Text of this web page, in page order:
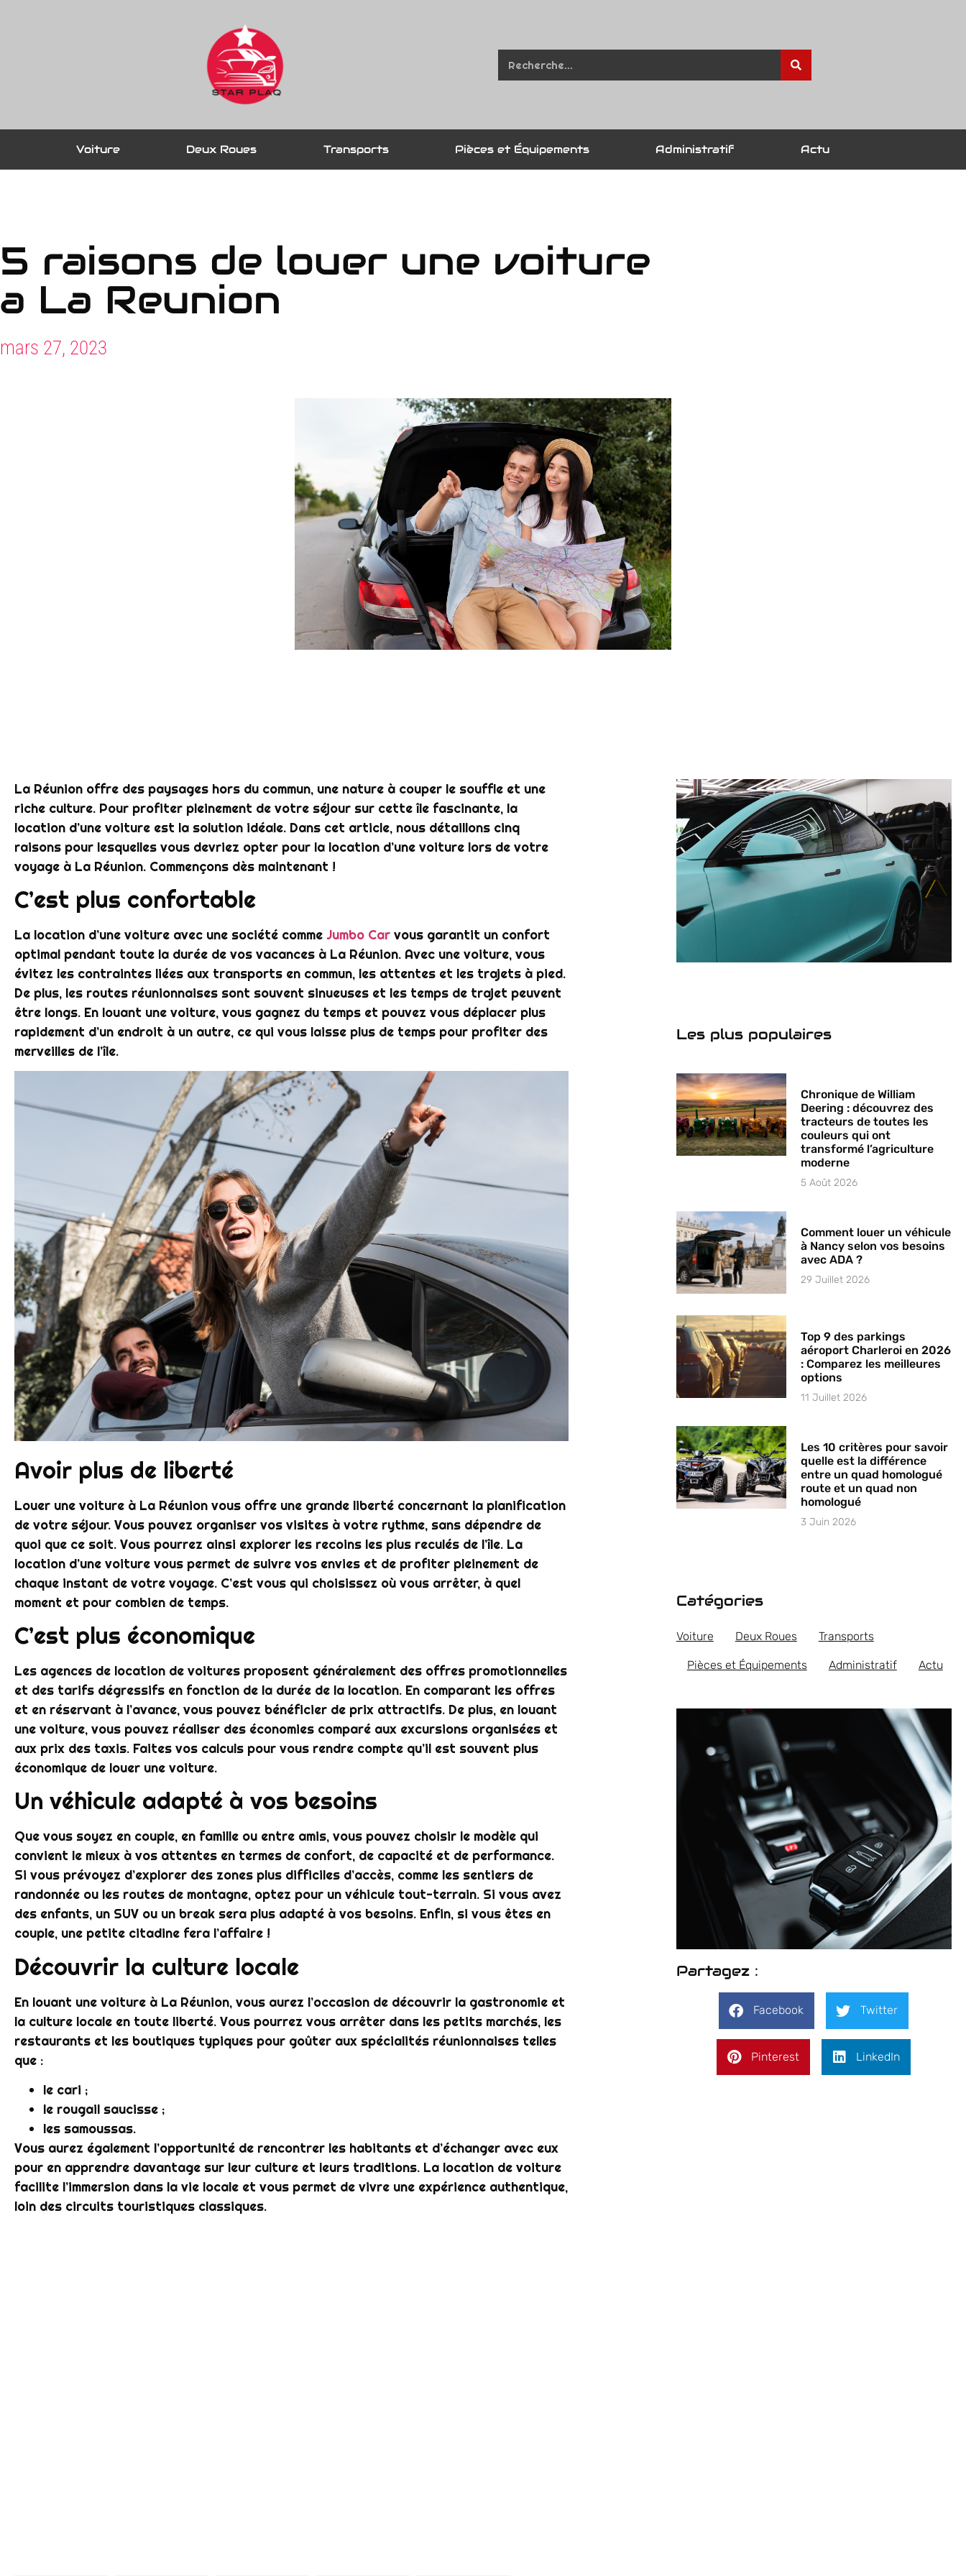
Voiture Deux Roues Transports Pièces et Équipements Administratif Actu
5 raisons de louer une voiture
a La Reunion
mars 27, 2023
La Réunion offre des paysages hors du commun, une nature à couper le souffle et une
riche culture. Pour profiter pleinement de votre séjour sur cette île fascinante, la
location d’une voiture est la solution idéale. Dans cet article, nous détaillons cinq
raisons pour lesquelles vous devriez opter pour la location d’une voiture lors de votre
voyage à La Réunion. Commençons dès maintenant !
C’est plus confortable
La location d’une voiture avec une société comme Jumbo Car vous garantit un confort
optimal pendant toute la durée de vos vacances à La Réunion. Avec une voiture, vous
évitez les contraintes liées aux transports en commun, les attentes et les trajets à pied.
De plus, les routes réunionnaises sont souvent sinueuses et les temps de trajet peuvent
être longs. En louant une voiture, vous gagnez du temps et pouvez vous déplacer plus
rapidement d’un endroit à un autre, ce qui vous laisse plus de temps pour profiter des
merveilles de l’île.
Avoir plus de liberté
Louer une voiture à La Réunion vous offre une grande liberté concernant la planification
de votre séjour. Vous pouvez organiser vos visites à votre rythme, sans dépendre de
quoi que ce soit. Vous pourrez ainsi explorer les recoins les plus reculés de l’île. La
location d’une voiture vous permet de suivre vos envies et de profiter pleinement de
chaque instant de votre voyage. C’est vous qui choisissez où vous arrêter, à quel
moment et pour combien de temps.
C’est plus économique
Les agences de location de voitures proposent généralement des offres promotionnelles
et des tarifs dégressifs en fonction de la durée de la location. En comparant les offres
et en réservant à l’avance, vous pouvez bénéficier de prix attractifs. De plus, en louant
une voiture, vous pouvez réaliser des économies comparé aux excursions organisées et
aux prix des taxis. Faites vos calculs pour vous rendre compte qu’il est souvent plus
économique de louer une voiture.
Un véhicule adapté à vos besoins
Que vous soyez en couple, en famille ou entre amis, vous pouvez choisir le modèle qui
convient le mieux à vos attentes en termes de confort, de capacité et de performance.
Si vous prévoyez d’explorer des zones plus difficiles d’accès, comme les sentiers de
randonnée ou les routes de montagne, optez pour un véhicule tout-terrain. Si vous avez
des enfants, un SUV ou un break sera plus adapté à vos besoins. Enfin, si vous êtes en
couple, une petite citadine fera l’affaire !
Découvrir la culture locale
En louant une voiture à La Réunion, vous aurez l’occasion de découvrir la gastronomie et
la culture locale en toute liberté. Vous pourrez vous arrêter dans les petits marchés, les
restaurants et les boutiques typiques pour goûter aux spécialités réunionnaises telles
que :
le cari ;
le rougail saucisse ;
les samoussas.
Vous aurez également l’opportunité de rencontrer les habitants et d’échanger avec eux
pour en apprendre davantage sur leur culture et leurs traditions. La location de voiture
facilite l’immersion dans la vie locale et vous permet de vivre une expérience authentique,
loin des circuits touristiques classiques.
Les plus populaires
Chronique de William
Deering : découvrez des
tracteurs de toutes les
couleurs qui ont
transformé l’agriculture
moderne
5 Août 2026
Comment louer un véhicule
à Nancy selon vos besoins
avec ADA ?
29 Juillet 2026
Top 9 des parkings
aéroport Charleroi en 2026
: Comparez les meilleures
options
11 Juillet 2026
Les 10 critères pour savoir
quelle est la différence
entre un quad homologué
route et un quad non
homologué
3 Juin 2026
Catégories
Voiture Deux Roues Transports
Pièces et Équipements Administratif Actu
Partagez :
Facebook Twitter
Pinterest LinkedIn